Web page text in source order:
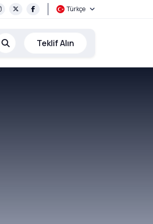
Türkçe
Teklif Alın